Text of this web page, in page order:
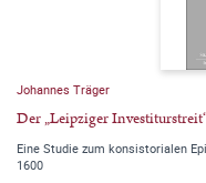
Johannes Träger
Der „Leipziger
Eine Studie zum konsistorialen
1600